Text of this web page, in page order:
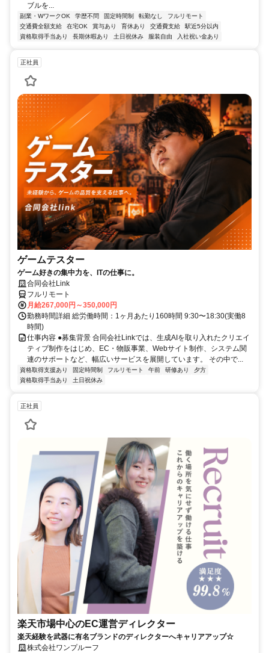
ブルを...
副業・WワークOK 学歴不問 固定時間制 転勤なし
フルリモート
交通費全額支給
在宅OK 賞与あり 育休あり 交通費支給
駅近5分以内
資格取得手当あり
長期休暇あり 土日祝休み 服装自由 入社祝い金あり
正社員
ゲームテスター
ゲーム好きの集中力を、ITの仕事に。
合同会社Link
フルリモート
月給267,000円～350,000円
勤務時間詳細 総労働時間：1ヶ月あたり160時間 9:30〜18:30(実働8
時間)
仕事内容 ●募集背景 合同会社Linkでは、生成AIを取り入れたクリエイ
ティブ制作をはじめ、EC・物販事業、Webサイト制作、システム関
連のサポートなど、幅広いサービスを展開しています。 その中で...
資格取得支援あり 固定時間制 フルリモート 午前 研修あり
夕方
資格取得手当あり
土日祝休み
正社員
楽天市場中心のEC運営ディレクター
楽天経験を武器に有名ブランドのディレクターへキャリアアップ☆
株式会社ワンプルーフ